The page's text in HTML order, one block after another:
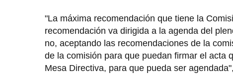
"La máxima recomendación que tiene la
recomendación va dirigida a la agenda del
no, aceptando las recomendaciones de la
de la comisión para que puedan firmar el acta
Mesa Directiva, para que pueda ser